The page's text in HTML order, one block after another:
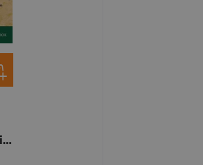
Taktyka formacji pikiniersko-muszkieterskich w okresie 1590-1660